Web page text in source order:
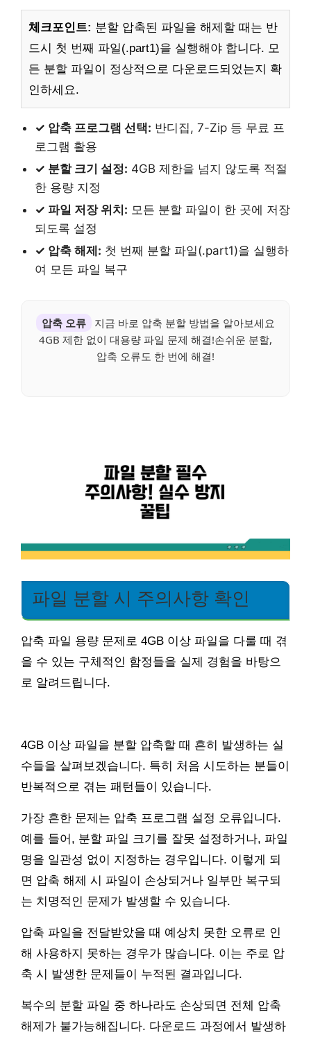
체크포인트: 분할 압축된 파일을 해제할 때는 반
드시 첫 번째 파일(.part1)을 실행해야 합니다. 모
든 분할 파일이 정상적으로 다운로드되었는지 확
인하세요.
✓ 압축 프로그램 선택: 반디집, 7-Zip 등 무료 프
로그램 활용
✓ 분할 크기 설정: 4GB 제한을 넘지 않도록 적절
한 용량 지정
✓ 파일 저장 위치: 모든 분할 파일이 한 곳에 저장
되도록 설정
✓ 압축 해제: 첫 번째 분할 파일(.part1)을 실행하
여 모든 파일 복구
압축 오류
지금 바로 압축 분할 방법을 알아보세요
4GB 제한 없이 대용량 파일 문제 해결!손쉬운 분할,
압축 오류도 한 번에 해결!
파일 분할 시 주의사항 확인
압축 파일 용량 문제로 4GB 이상 파일을 다룰 때 겪
을 수 있는 구체적인 함정들을 실제 경험을 바탕으
로 알려드립니다.
4GB 이상 파일을 분할 압축할 때 흔히 발생하는 실
수들을 살펴보겠습니다. 특히 처음 시도하는 분들이
반복적으로 겪는 패턴들이 있습니다.
가장 흔한 문제는 압축 프로그램 설정 오류입니다.
예를 들어, 분할 파일 크기를 잘못 설정하거나, 파일
명을 일관성 없이 지정하는 경우입니다. 이렇게 되
면 압축 해제 시 파일이 손상되거나 일부만 복구되
는 치명적인 문제가 발생할 수 있습니다.
압축 파일을 전달받았을 때 예상치 못한 오류로 인
해 사용하지 못하는 경우가 많습니다. 이는 주로 압
축 시 발생한 문제들이 누적된 결과입니다.
복수의 분할 파일 중 하나라도 손상되면 전체 압축
해제가 불가능해집니다. 다운로드 과정에서 발생하